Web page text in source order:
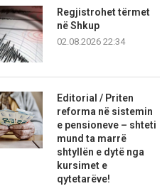
Regjistrohet tërmet
në Shkup
02.08.2026 22:34
Editorial / Priten
reforma në sistemin
e pensioneve – shteti
mund ta marrë
shtyllën e dytë nga
kursimet e
qytetarëve!